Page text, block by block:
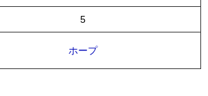
5
ホープ